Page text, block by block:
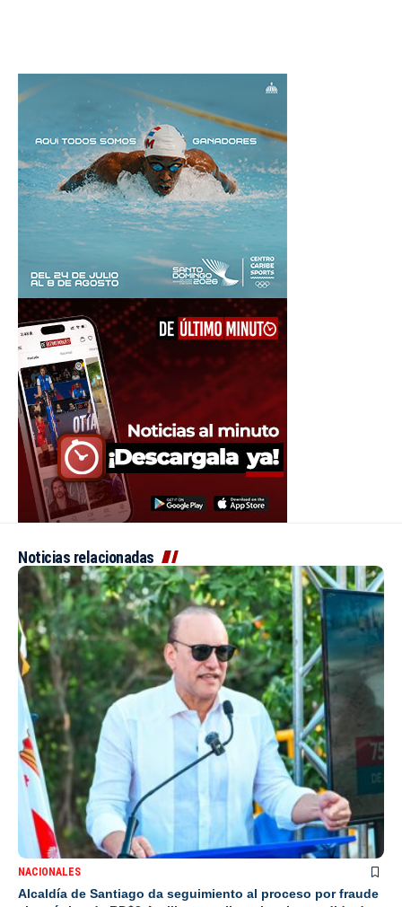
Noticias relacionadas
NACIONALES
Alcaldía de Santiago da seguimiento al proceso por fraude